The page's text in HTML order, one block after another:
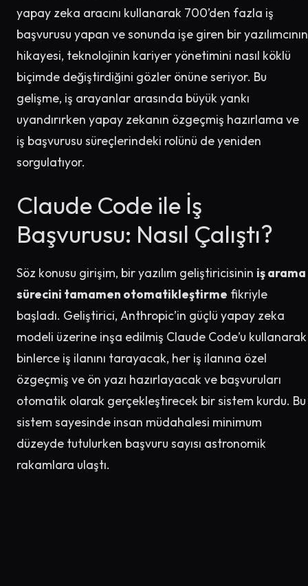
yapay zeka aracını kullanarak 700’den fazla iş
başvurusu yapan ve sonunda işe giren bir yazılımcının
hikayesi, teknolojinin kariyer yönetimini nasıl köklü
biçimde değiştirdiğini gözler önüne seriyor. Bu
gelişme, iş arayanlar arasında büyük yankı
uyandırırken yapay zekanın özgeçmiş hazırlama ve
iş başvurusu süreçlerindeki rolünü de yeniden
sorgulatıyor.
Claude Code ile İş
Başvurusu: Nasıl Çalıştı?
Söz konusu girişim, bir yazılım geliştiricisinin iş arama
sürecini tamamen otomatikleştirme fikriyle
başladı. Geliştirici, Anthropic’in güçlü yapay zeka
modeli üzerine inşa edilmiş Claude Code’u kullanarak
binlerce iş ilanını tarayacak, her iş ilanına özel
özgeçmiş ve ön yazı hazırlayacak ve başvuruları
otomatik olarak gerçekleştirecek bir sistem kurdu. Bu
sistem sayesinde insan müdahalesi minimum
düzeyde tutulurken başvuru sayısı astronomik
rakamlara ulaştı.